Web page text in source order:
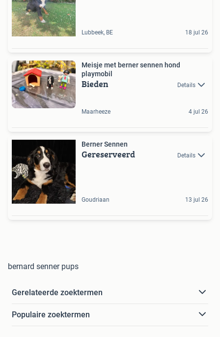
Lubbeek, BE 18 jul 26
Meisje met berner sennen hond
playmobil
Bieden Details
Maarheeze 4 jul 26
Berner Sennen
Gereserveerd Details
Goudriaan 13 jul 26
bernard senner pups
Gerelateerde zoektermen
Populaire zoektermen